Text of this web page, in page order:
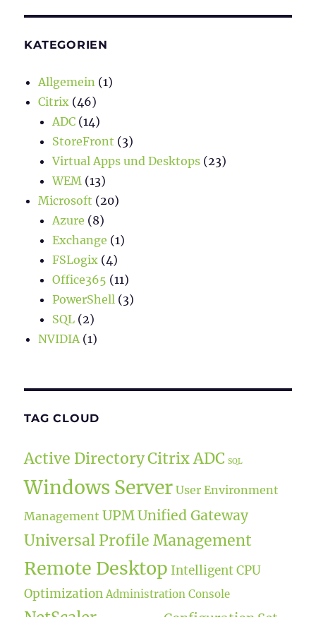
KATEGORIEN
Allgemein (1)
Citrix (46)
ADC (14)
StoreFront (3)
Virtual Apps und Desktops (23)
WEM (13)
Microsoft (20)
Azure (8)
Exchange (1)
FSLogix (4)
Office365 (11)
PowerShell (3)
SQL (2)
NVIDIA(1)
TAG CLOUD
Active DirectoryCitrix ADC SQL
Windows Server User Environment
Management UPMUnified Gateway
Universal Profile Management
Remote Desktop Intelligent CPU
Optimization Administration Console